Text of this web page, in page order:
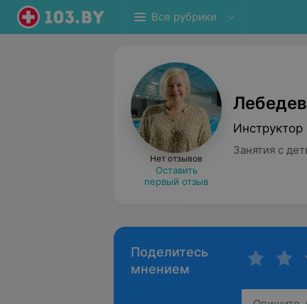
Все рубрики
Нет отзывов
Оставить
первый отзыв
Занятия с
Поделитесь
мнением